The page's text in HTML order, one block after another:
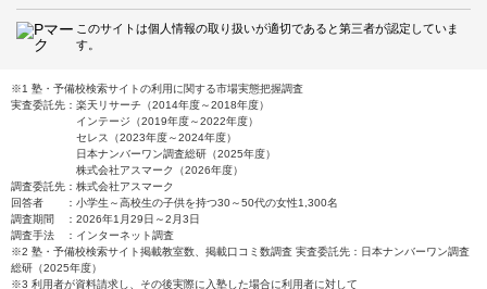
このサイトは個人情報の取り扱いが適切であると第三者が認定していま
す。
※1 塾・予備校検索サイトの利用に関する市場実態把握調査
実査委託先：楽天リサーチ（2014年度～2018年度）
インテージ（2019年度～2022年度）
セレス（2023年度～2024年度）
日本ナンバーワン調査総研（2025年度）
株式会社アスマーク（2026年度）
調査委託先：株式会社アスマーク
回答者 ：小学生～高校生の子供を持つ30～50代の女性1,300名
調査期間 ：2026年1月29日～2月3日
調査手法 ：インターネット調査
※2 塾・予備校検索サイト掲載教室数、掲載口コミ数調査 実査委託先：日本ナンバーワン調査
総研（2025年度）
※3 利用者が資料請求し、その後実際に入塾した場合に利用者に対して